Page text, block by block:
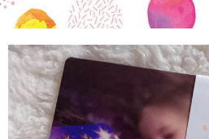
KIRJAUDU SISÄÄN
Etkö ole vielä
jäsen?
Liity tästä!